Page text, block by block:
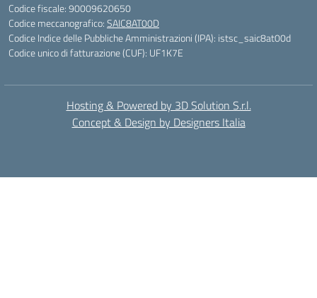
Codice fiscale: 90009620650
Codice meccanografico:SAIC8AT00D
Codice Indice delle Pubbliche Amministrazioni (IPA): istsc_saic8at00d
Codice unico di fatturazione (CUF): UF1K7E
Hosting & Powered by 3D Solution S.r.l.
Concept & Design by Designers Italia